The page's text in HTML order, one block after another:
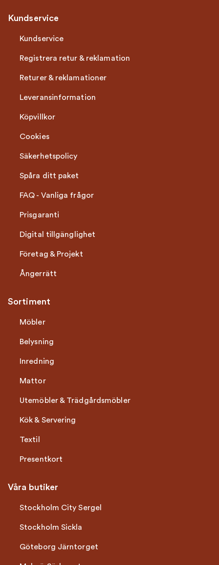
Kundservice
Kundservice
Registrera retur & reklamation
Returer & reklamationer
Leveransinformation
Köpvillkor
Cookies
Säkerhetspolicy
Spåra ditt paket
FAQ - Vanliga frågor
Prisgaranti
Digital tillgänglighet
Företag & Projekt
Ångerrätt
Sortiment
Möbler
Belysning
Inredning
Mattor
Utemöbler & Trädgårdsmöbler
Kök & Servering
Textil
Presentkort
Våra butiker
Stockholm City Sergel
Stockholm Sickla
Göteborg Järntorget